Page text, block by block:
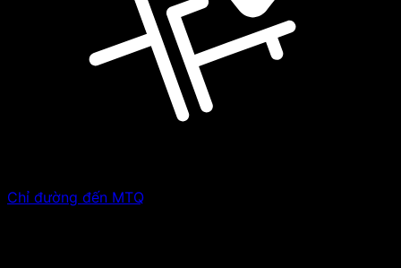
Chỉ đường đến MTQ